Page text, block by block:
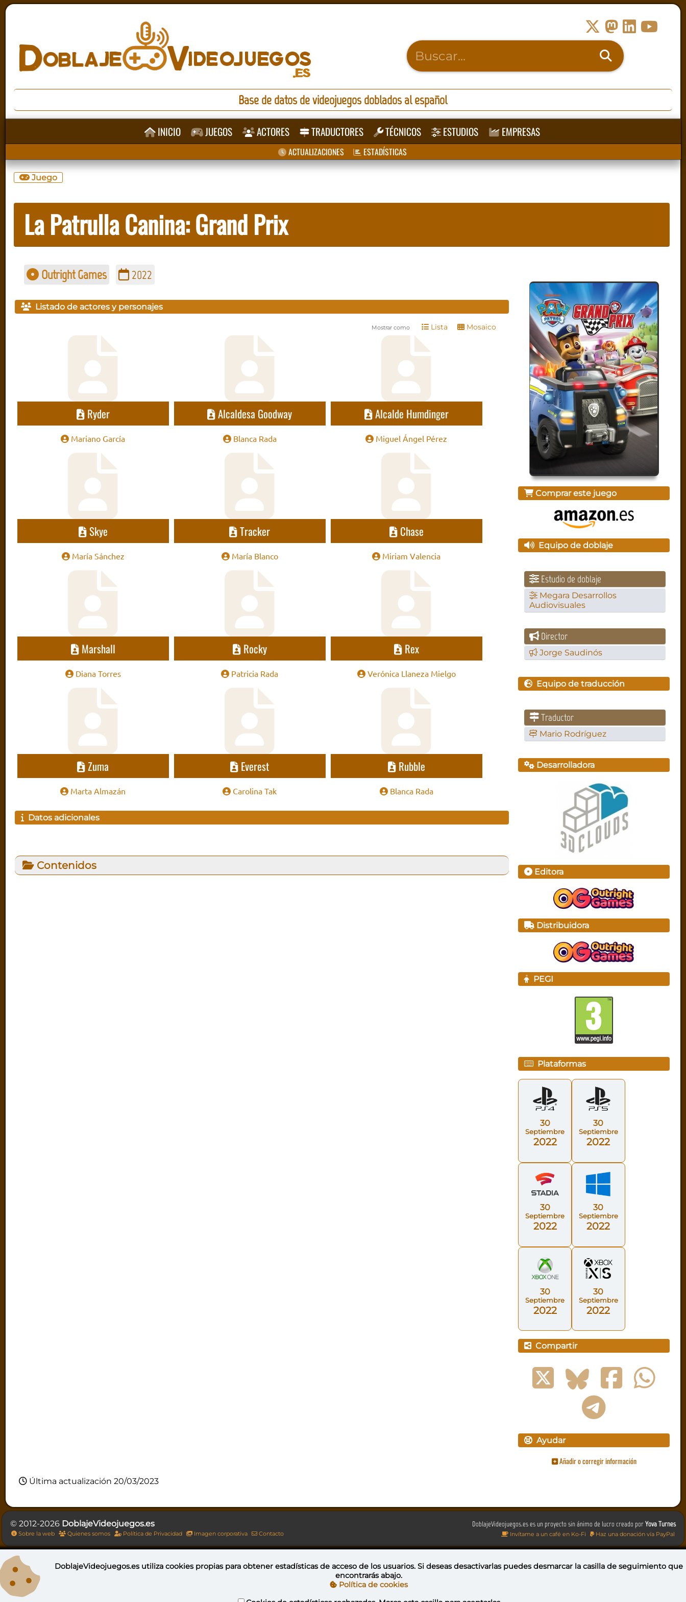
Base de datos de videojuegos doblados al español
INICIO JUEGOS ACTORES TRADUCTORES TÉCNICOS ESTUDIOS EMPRESAS
ACTUALIZACIONES ESTADÍSTICAS
Juego
La Patrulla Canina: Grand Prix
Outright Games 2022
Listado de actores y personajes
Mostrar como Lista Mosaico
Ryder
Mariano García
Alcaldesa Goodway
Blanca Rada
Alcalde Humdinger
Miguel Ángel Pérez
Skye
María Sánchez
Tracker
María Blanco
Chase
Miriam Valencia
Marshall
Diana Torres
Rocky
Patricia Rada
Rex
Verónica Llaneza Mielgo
Zuma
Marta Almazán
Everest
Carolina Tak
Rubble
Blanca Rada
Datos adicionales
Contenidos
Comprar este juego
Equipo de doblaje
Estudio de doblaje
Megara Desarrollos
Audiovisuales
Director
Jorge Saudinós
Equipo de traducción
Traductor
Mario Rodríguez
Desarrolladora
Editora
Distribuidora
PEGI
Plataformas
30
Septiembre
2022
30
Septiembre
2022
30
Septiembre
2022
30
Septiembre
2022
30
Septiembre
2022
30
Septiembre
2022
Compartir
Ayudar
Añadir o corregir información
Última actualización 20/03/2023
DoblajeVideojuegos.es es un proyecto sin ánimo de lucro creado porYova Turnes
Invítame a un café en Ko-Fi Haz una donación vía PayPal
© 2012-2026 DoblajeVideojuegos.es
Sobre la web Quienes somos Política de Privacidad Imagen corporativa Contacto
Esta obra está bajo una licencia de Creative Commons Reconocimiento-NoComercial-CompartirIgual 4.0 Internacional
DoblajeVideojuegos.es utilizacookies propiaspara obtener estadísticas de acceso de los usuarios. Si deseas desactivarlas puedesdesmarcar la casilla de seguimiento que
encontrarás abajo.
Política de cookies